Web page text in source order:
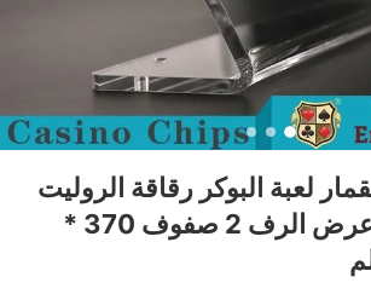
لعبة البوكر رقاقة الروليت
عجلة الجدول عرض الرف 2 صفوف 370 *